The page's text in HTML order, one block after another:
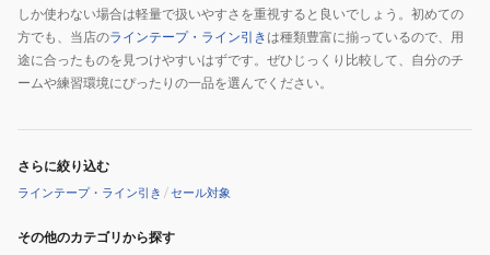
しか使わない場合は軽量で扱いやすさを重視すると良いでしょう。初めての
方でも、当店のラインテープ・ライン引き は種類豊富に揃っているので、用
途に合ったものを見つけやすいはずです。ぜひじっくり比較して、自分のチ
ームや練習環境にぴったりの一品を選んでください。
さらに絞り込む
ラインテープ・ライン引き /セール対象
その他のカテゴリから探す